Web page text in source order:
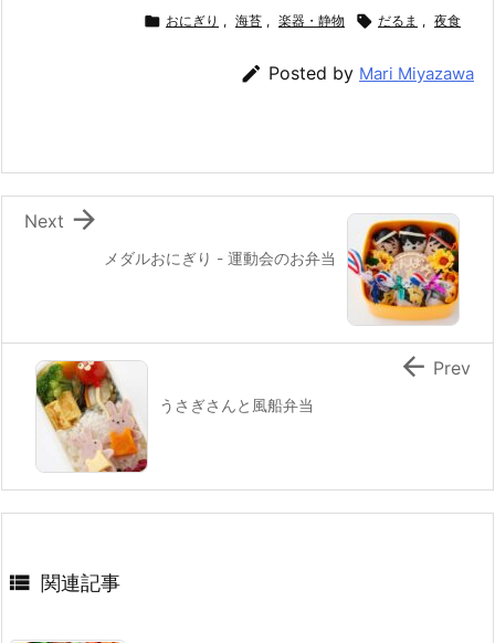
o
k
e er e
a
ai
l
 おにぎり , 海苔 , 楽器・静物  だるま , 夜食
 Posted by Mari Miyazawa
メダルおにぎり - 運動会のお弁当

Next
うさぎさんと風船弁当
 Prev
 関連記事